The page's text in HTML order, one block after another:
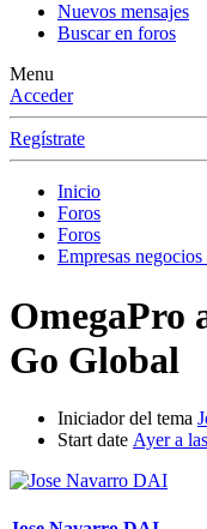
Nuevos mensajes
Buscar en foros
Menu
Acceder
Regístrate
Inicio
Foros
Foros
Empresas
OmegaPro
Go Global
Iniciador del tema
Start date Ayer a